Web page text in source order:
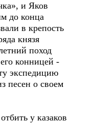
и Яков
до конца
в крепость
князя
поход
конницей -
экспедицию
песен о своем
у казаков